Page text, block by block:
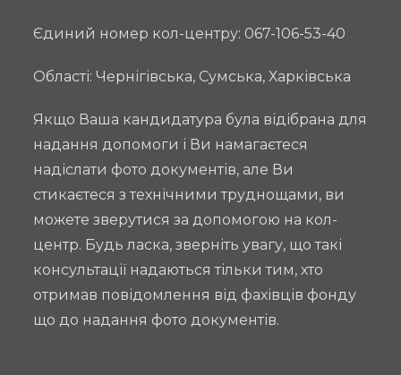
в
Донецькій
Луганській
областях
багатоцільовою
грошовою
підтримки
Гуманітарного
фонду
для
Єдиний номер кол-центру: 067-106-53-40
Області: Чернігівська, Сумська, Харківська
Якщо Ваша кандидатура була відібрана для
надання допомоги і Ви намагаєтеся
надіслати фото документів, але Ви
стикаєтеся з технічними труднощами, ви
можете зверутися за допомогою на кол-
центр. Будь ласка, зверніть увагу, що такі
консультації надаються тільки тим, хто
отримав повідомлення від фахівців фонду
що до надання фото документів.